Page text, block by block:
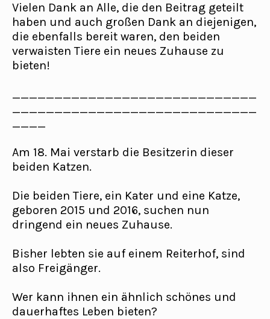
Vielen Dank an Alle, die den Beitrag geteilt
haben und auch großen Dank an diejenigen,
die ebenfalls bereit waren, den beiden
verwaisten Tiere ein neues Zuhause zu
bieten!
_____________________________
_____________________________
____
Am 18. Mai verstarb die Besitzerin dieser
beiden Katzen.
Die beiden Tiere, ein Kater und eine Katze,
geboren 2015 und 2016, suchen nun
dringend ein neues Zuhause.
Bisher lebten sie auf einem Reiterhof, sind
also Freigänger.
Wer kann ihnen ein ähnlich schönes und
dauerhaftes Leben bieten?